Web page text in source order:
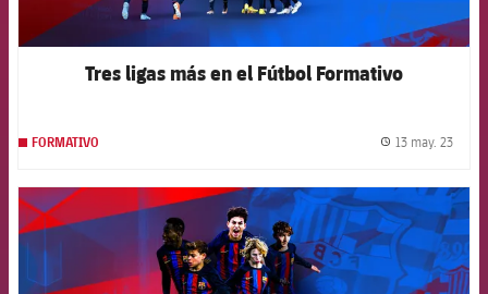
Tres ligas más en el Fútbol Formativo
FORMATIVO 13 may. 23
FCB Barcelona badge